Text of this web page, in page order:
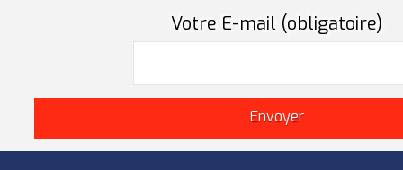
Votre E-mail (obligatoire)